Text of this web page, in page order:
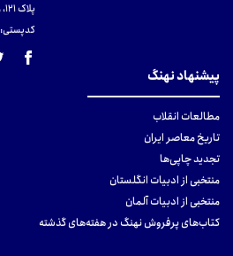
پلاک 121، واحد ۴.
کدپستی: 131465433۶
پیشنهاد نهنگ
مطالعات انقلاب
تاریخ معاصر ایران
تجدید چاپی‌ها
منتخبی از ادبیات انگلستان
منتخبی از ادبیات آلمان
کتاب‌های پرفروش نهنگ در هفته‌های گذشته